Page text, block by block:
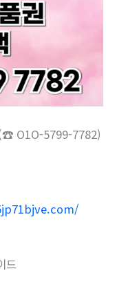
O1O-5799-7782)
드